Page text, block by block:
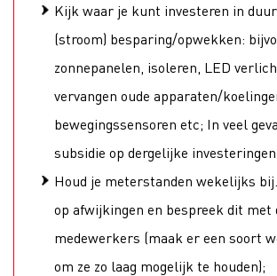
Kijk waar je kunt investeren in
(stroom) besparing/opwekken:
zonnepanelen, isoleren, LED
vervangen oude apparaten/
bewegingssensoren etc; In veel
subsidie op dergelijke
Houd je meterstanden wekelijks
op afwijkingen en bespreek dit met
medewerkers (maak er een soort
om ze zo laag mogelijk te houden);